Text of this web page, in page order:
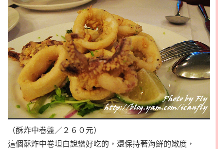
（酥炸中卷盤／２６０元）
這個酥炸中卷坦白說蠻好吃的，還保持著海鮮的嫩度，